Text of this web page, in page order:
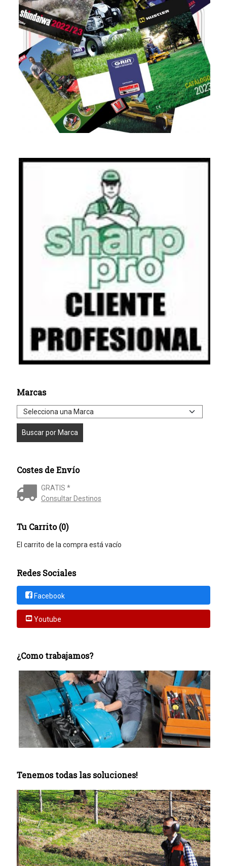
Marcas
Costes de Envío
GRATIS *
Consultar Destinos
Tu Carrito (0)
El carrito de la compra está vacío
Redes Sociales
Facebook
Youtube
¿Como trabajamos?
Tenemos todas las soluciones!